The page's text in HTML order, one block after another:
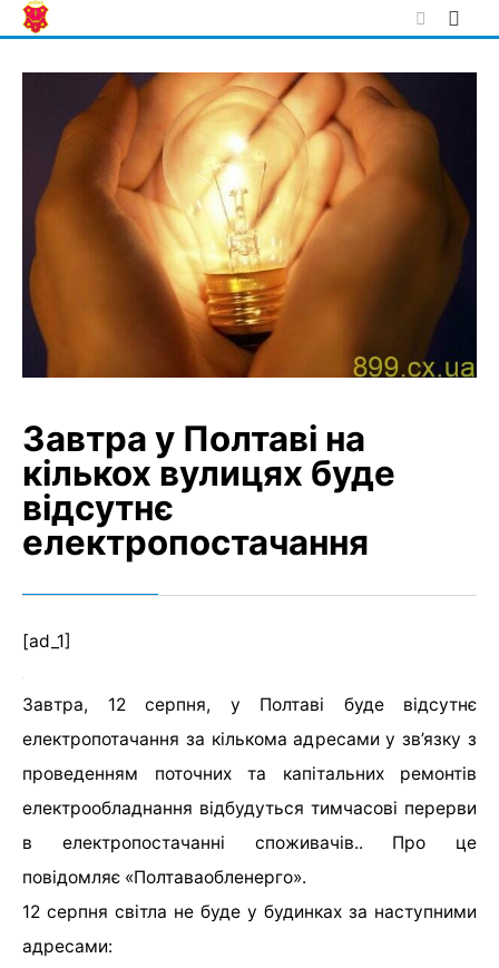
Skip
to
Завтра у Полтаві на
кількох вулицях буде
відсутнє
електропостачання
[ad_1]
Завтра, 12 серпня, у Полтаві буде відсутнє
електропотачання за кількома адресами у зв’язку з
проведенням поточних та капітальних ремонтів
електрообладнання відбудуться тимчасові перерви
в електропостачанні споживачів.. Про це
повідомляє «Полтаваобленерго».
12 серпня світла не буде у будинках за наступними
адресами: